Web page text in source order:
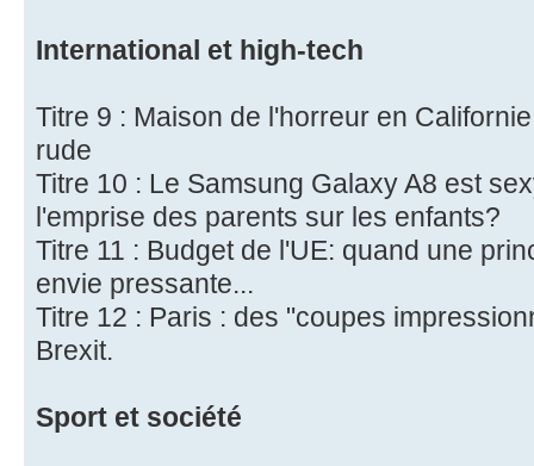
International et high-tech
Titre 9 : Maison de l'horreur en
rude
Titre 10 : Le Samsung Galaxy A8 est
l'emprise des parents sur les enfants?
Titre 11 : Budget de l'UE: quand une
envie pressante...
Titre 12 : Paris : des "coupes
Brexit.
Sport et société